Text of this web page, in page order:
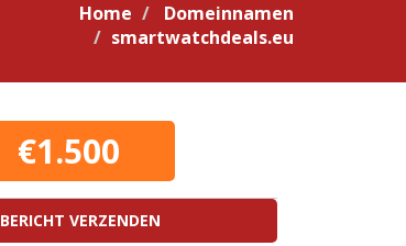
Home
Domeinnamen
smartwatchdeals.eu
€1.500
BERICHT VERZENDEN